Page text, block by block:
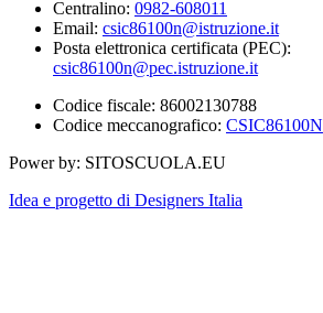
Centralino: 0982-608011
Email: csic86100n@istruzione.it
Posta elettronica certificata (PEC):
csic86100n@pec.istruzione.it
Codice fiscale: 86002130788
Codice meccanografico: CSIC86100N
Power by: SITOSCUOLA.EU
Idea e progetto di Designers Italia